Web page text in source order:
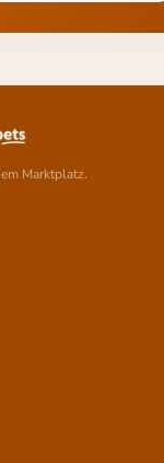
Marktplatz.